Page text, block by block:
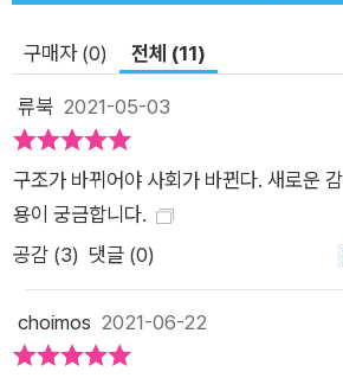
한다. 진보정치에 대해서는 선거제도 개
야 한다’고 조언한다. 저자는 또한 “시민
만해지곤 한다”면서 정치를 옳은 방향으
을 강조한다. 구체적으로는 포괄적 차별
의당에 항의가 빗발칠 때 장혜영 의원이
이 돌파하자고, 그런 말들이 필요하다”라
들 스스로 정치인의 앞이나 뒤가 아니라
는’ 자세를 취해야 한다고 강조한다. 3장 <‘해장국 언론’을 넘어
서>는 민주주의의 중요한 주체지만 오늘날
구매자 (0) 전체 (11)
류북 2021-05-03
구조가 바뀌어야 사회가 바뀐다. 새로운
용이 궁금합니다.
공감 (3) 댓글 (0)
choimos 2021-06-22